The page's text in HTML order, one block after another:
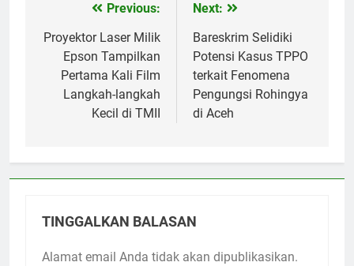
Navigasi
pos
Previous:
Proyektor Laser Milik
Epson Tampilkan
Pertama Kali Film
Langkah-langkah
Kecil di TMII
Next:
Bareskrim Selidiki
Potensi Kasus TPPO
terkait Fenomena
Pengungsi Rohingya
di Aceh
TINGGALKAN BALASAN
Alamat email Anda tidak akan dipublikasikan.